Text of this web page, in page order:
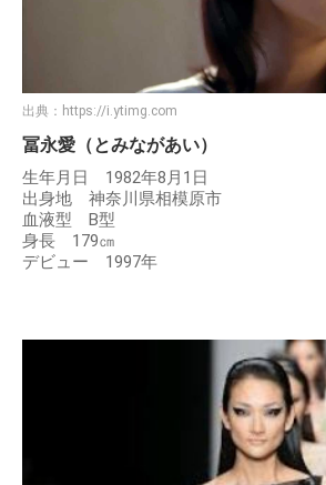
出典： https://i.ytimg.com
冨永愛（とみながあい）
生年月日 1982年8月1日
出身地 神奈川県相模原市
血液型 B型
身長 179㎝
デビュー 1997年